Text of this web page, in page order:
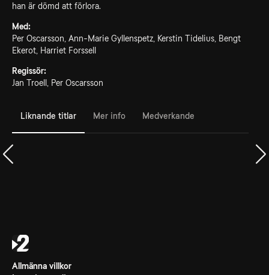
han är dömd att förlora.
Med:
Per Oscarsson, Ann-Marie Gyllenspetz, Kerstin Tidelius, Bengt
Ekerot, Harriet Forssell
Regissör:
Jan Troell, Per Oscarsson
Liknande titlar Mer info Medverkande
Allmänna villkor